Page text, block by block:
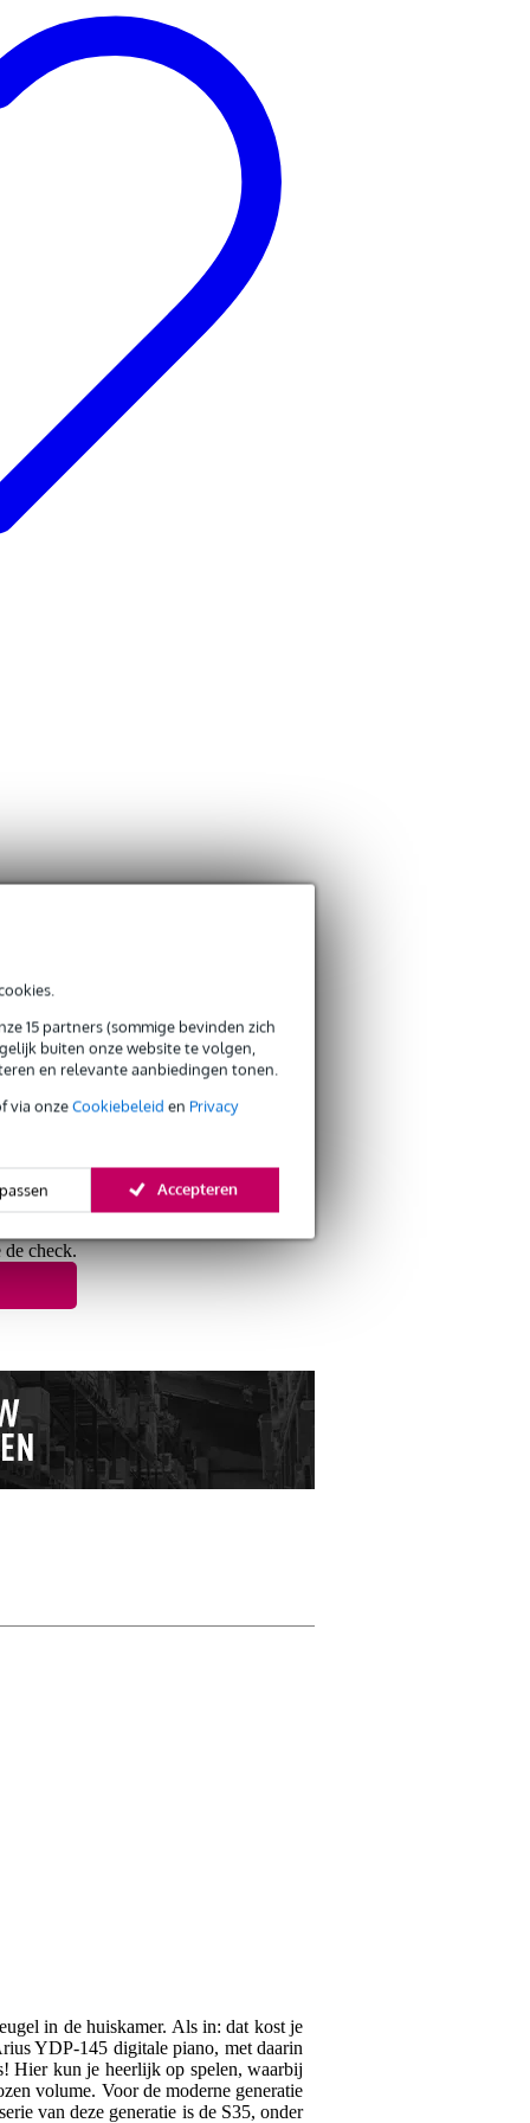
15 partners (sommige bevinden zich
buiten onze website te volgen,
en relevante aanbiedingen tonen.
via onzeCookiebeleid en Privacy
Accepteren
check.
in de huiskamer. Als in: dat kost je
YDP-145 digitale piano, met daarin
Hier kun je heerlijk op spelen, waarbij
volume. Voor de moderne generatie
van deze generatie is de S35, onder